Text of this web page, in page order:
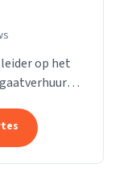
op het
heel